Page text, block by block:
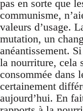
pas en sorte que
communisme,
valeurs d’usage.
mutation, un
anéantissement.
la nourriture, cela
consommée dans
certainement
aujourd’hui. En